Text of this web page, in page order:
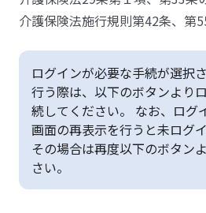
介護保険法施行規則第42条、第
ログインが必要な手続が選択
行う際は、以下のボタンより
続してください。 なお、ログ
画面の再表示を行うと未ログ
その場合は再度以下のボタン
さい。